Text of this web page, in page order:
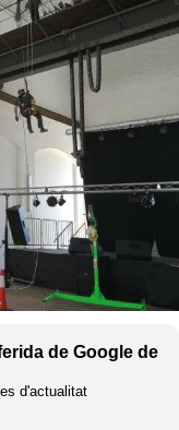
de Google de
d'actualitat